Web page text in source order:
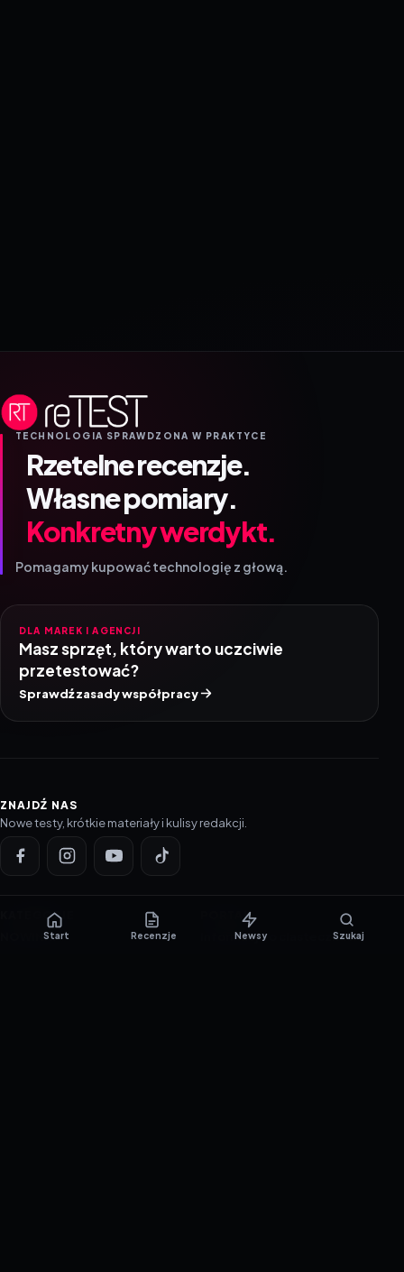
TECHNOLOGIA SPRAWDZONA W PRAKTYCE
Rzetelne recenzje.
Własne pomiary.
Konkretny werdykt.
Pomagamy kupować technologię z głową.
DLA MAREK I AGENCJI
Masz sprzęt, który warto uczciwie
przetestować?
Sprawdź zasady współpracy
ZNAJDŹ NAS
Nowe testy, krótkie materiały i kulisy redakcji.
KATEGORIE
NOWINKI
PORTAL
Informacje o ciasteczkach
Start Recenzje Newsy Szukaj